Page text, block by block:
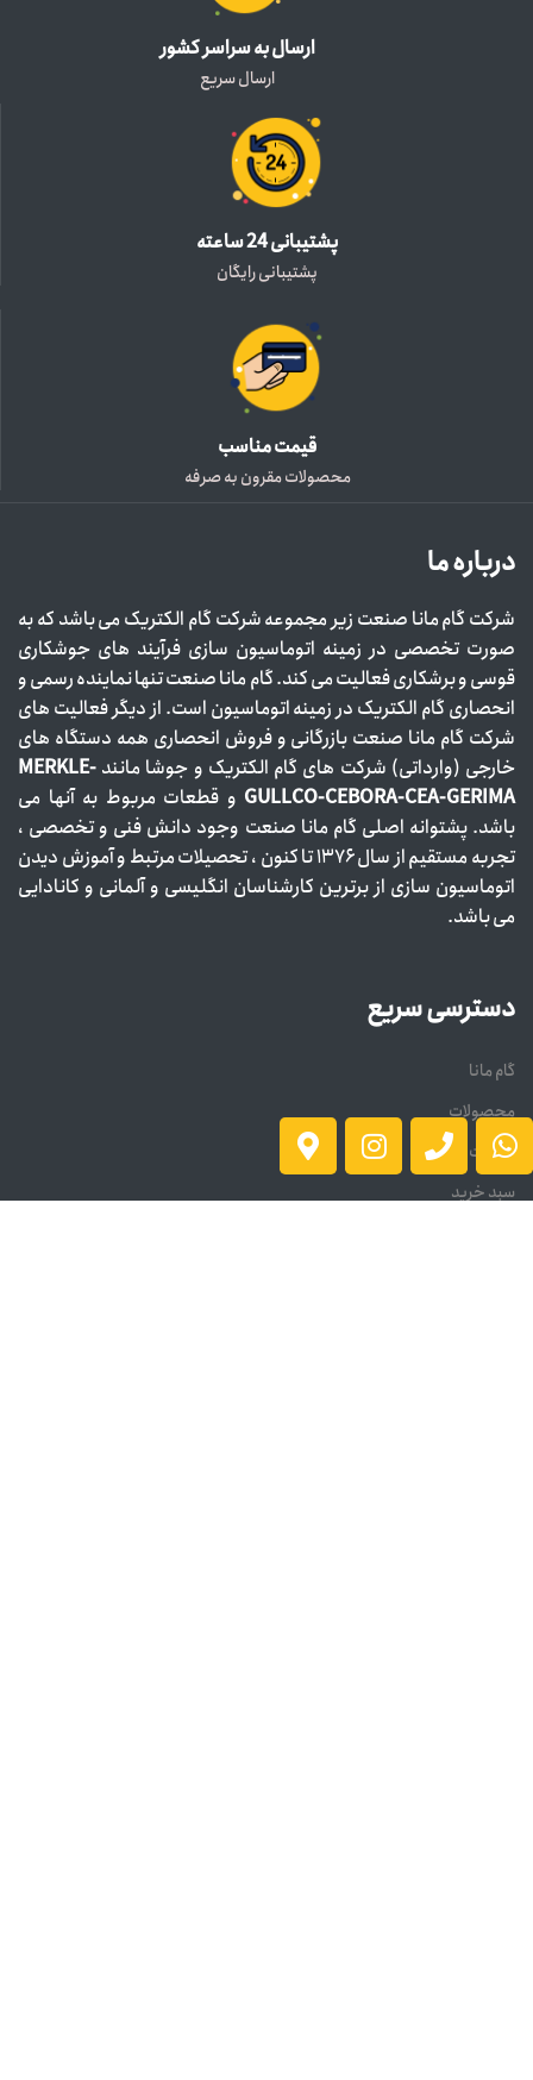
ارسال به سراسر کشور
ارسال سریع
پشتیبانی 24 ساعته
پشتیبانی رایگان
قیمت مناسب
محصولات مقرون به صرفه
درباره ما
شرکت گام مانا صنعت زیر مجموعه شرکت گام الکتریک می باشد که به
صورت تخصصی در زمینه اتوماسیون سازی فرآیند های جوشکاری
قوسی و برشکاری فعالیت می کند. گام مانا صنعت تنها نماینده رسمی و
انحصاری گام الکتریک در زمینه اتوماسیون است. از دیگر فعالیت های
شرکت گام مانا صنعت بازرگانی و فروش انحصاری همه دستگاه های
خارجی (وارداتی) شرکت های گام الکتریک و جوشا مانند MERKLE-
GULLCO-CEBORA-CEA-GERIMA و قطعات مربوط به آنها می
باشد. پشتوانه اصلی گام مانا صنعت وجود دانش فنی و تخصصی ،
تجربه مستقیم از سال ۱۳۷۶ تا کنون ، تحصیلات مرتبط و آموزش دیدن
اتوماسیون سازی از برترین کارشناسان انگلیسی و آلمانی و کانادایی
می باشد.
دسترسی سریع
گام مانا
محصولات
سوالات متداول
سبد خرید